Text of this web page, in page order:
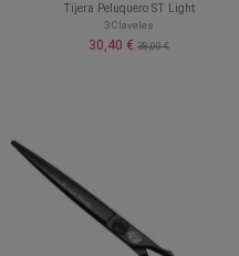
Tijera Peluquero ST Light
3 Claveles
30,40 € 38,00 €